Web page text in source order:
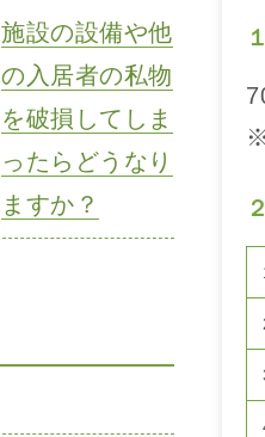
施設の設備や他
の入居者の私物
を破損してしま
ったらどうなり
ますか？